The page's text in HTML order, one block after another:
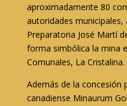
aproximadamente 80
autoridades municipales,
Preparatoria José Martí
forma simbólica la mina
Comunales, La Cristalina.
Además de la concesión
canadiense Minaurum